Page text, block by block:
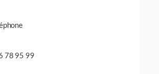
78 95 99